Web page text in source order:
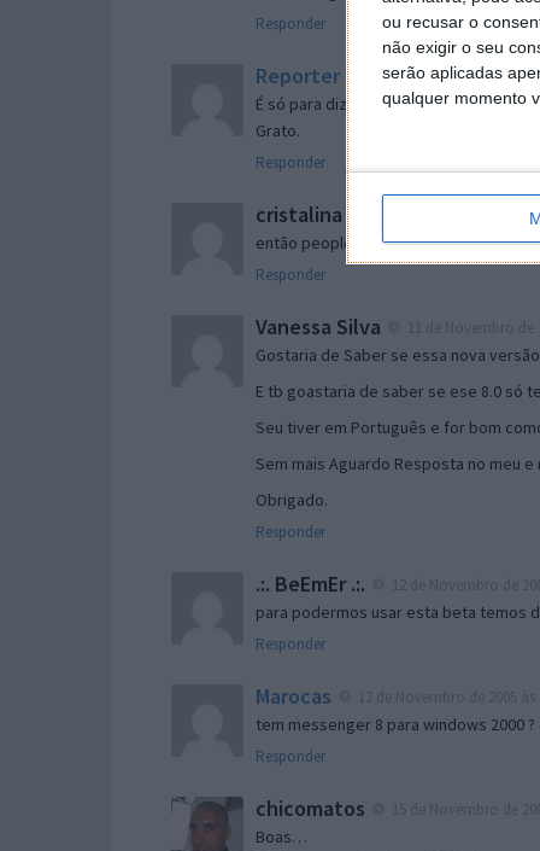
ou recusar o
não exigir o seu
serão aplicadas
qualquer momento
Responder
Reporter 7 de Novembro de 2005 às
É só para dizer que ainda não me
Grato.
Responder
cristalina 11 de Novembro de 2005
então people
Responder
Vanessa Silva
Gostaria de Saber se essa nova
E tb goastaria de saber se ese 8.0 só
Seu tiver em Português e for bom
Sem mais Aguardo Resposta no meu e
Obrigado.
Responder
.:. BeEmEr .:.
para podermos usar esta beta temos
Responder
Marocas
tem messenger 8 para windows 2000
Responder
chicomatos
Boas…